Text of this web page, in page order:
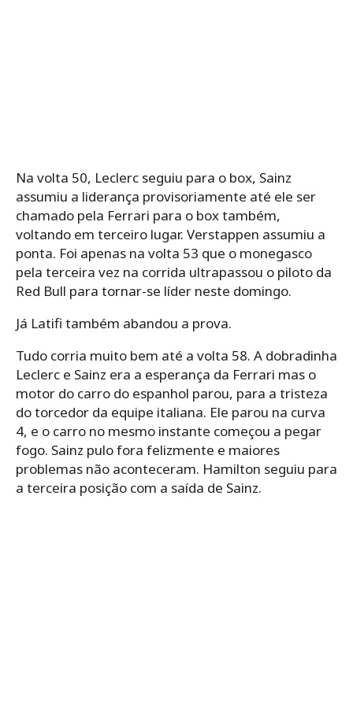
Na volta 50, Leclerc seguiu para o box, Sainz
assumiu a liderança provisoriamente até ele ser
chamado pela Ferrari para o box também,
voltando em terceiro lugar. Verstappen assumiu a
ponta. Foi apenas na volta 53 que o monegasco
pela terceira vez na corrida ultrapassou o piloto da
Red Bull para tornar-se líder neste domingo.
Já Latifi também abandou a prova.
Tudo corria muito bem até a volta 58. A dobradinha
Leclerc e Sainz era a esperança da Ferrari mas o
motor do carro do espanhol parou, para a tristeza
do torcedor da equipe italiana. Ele parou na curva
4, e o carro no mesmo instante começou a pegar
fogo. Sainz pulo fora felizmente e maiores
problemas não aconteceram. Hamilton seguiu para
a terceira posição com a saída de Sainz.